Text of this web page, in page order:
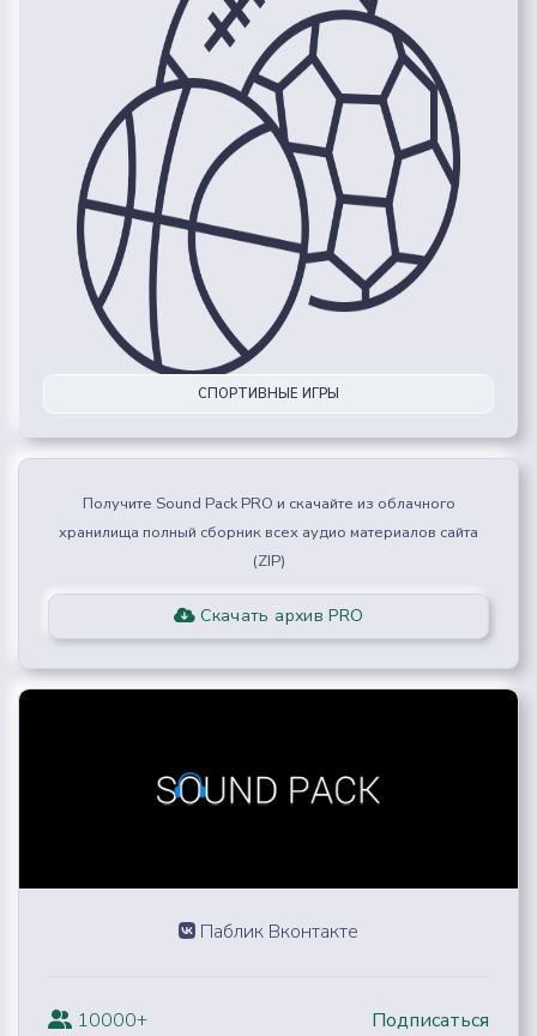
СПОРТИВНЫЕ ИГРЫ
Получите Sound Pack PRO и скачайте из облачного
хранилища полный сборник всех аудио материалов сайта
(ZIP)
Скачать архив PRO
Паблик Вконтакте
10000+ Подписаться